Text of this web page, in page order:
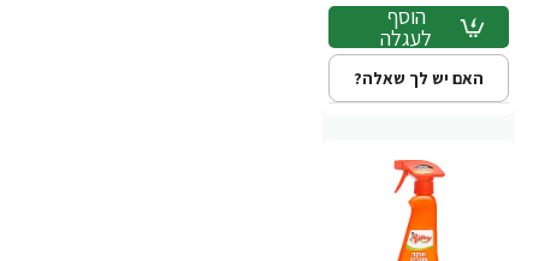
הוסף
לעגלה
האם יש לך שאלה?